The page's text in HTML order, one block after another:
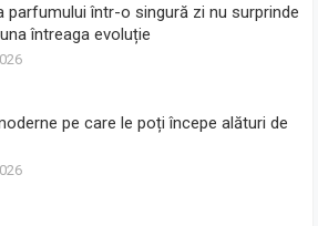
parfumului într-o singură zi nu surprinde
întreaga evoluție
pe care le poți începe alături de